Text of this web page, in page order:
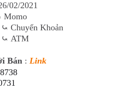
/02/2021
Momo
⤿ Chuyển Khoản
ATM
Bán : Link